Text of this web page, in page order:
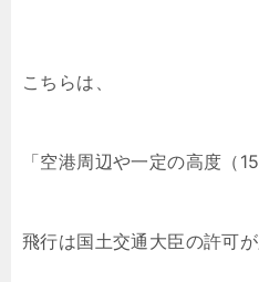
こちらは、
「空港周辺や一定の高度（
飛行は国土交通大臣の許可が